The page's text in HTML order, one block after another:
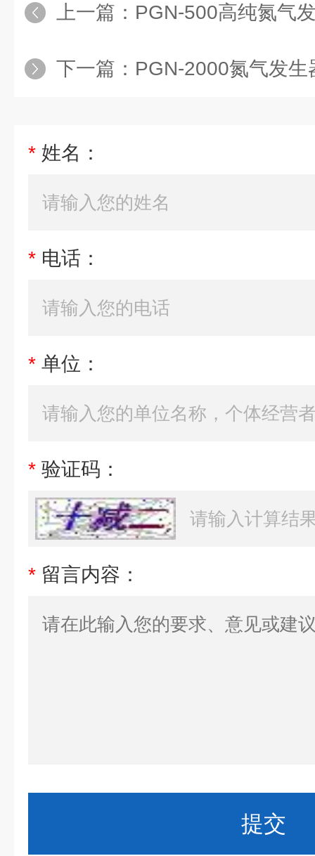
上一篇： PGN-500高纯氮气
下一篇： PGN-2000氮气发生
* 姓名：
* 电话：
* 单位：
* 验证码：
* 留言内容：